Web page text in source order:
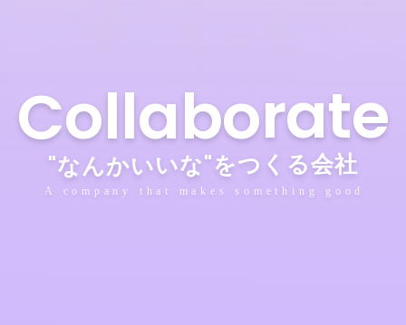
Collaborate
"なんかいいな"をつ く る会社
A company that makes something good